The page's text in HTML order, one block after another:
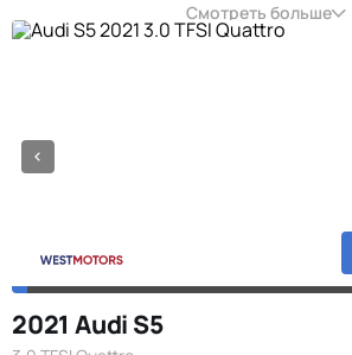
Смотреть больше
2021 Audi S5